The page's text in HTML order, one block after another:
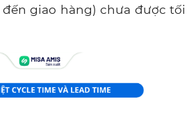
giao hàng) chưa được tối